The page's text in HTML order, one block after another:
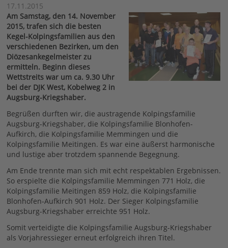
17.11.2015
Am Samstag, den 14. November
2015, trafen sich die besten
Kegel-Kolpingsfamilien aus den
verschiedenen Bezirken, um den
Diözesankegelmeister zu
ermitteln. Beginn dieses
Wettstreits war um ca. 9.30 Uhr
bei der DJK West, Kobelweg 2 in
Augsburg-Kriegshaber.
Begrüßen durften wir, die austragende Kolpingsfamilie
Augsburg-Kriegshaber, die Kolpingsfamilie Blonhofen-
Aufkirch, die Kolpingsfamilie Memmingen und die
Kolpingsfamilie Meitingen. Es war eine äußerst harmonische
und lustige aber trotzdem spannende Begegnung.
Am Ende trennte man sich mit echt respektablen Ergebnissen.
So erspielte die Kolpingsfamilie Memmingen 771 Holz, die
Kolpingsfamilie Meitingen 859 Holz, die Kolpingsfamilie
Blonhofen-Aufkirch 901 Holz. Der Sieger Kolpingsfamilie
Augsburg-Kriegshaber erreichte 951 Holz.
Somit verteidigte die Kolpingsfamilie Augsburg-Kriegshaber
als Vorjahressieger erneut erfolgreich ihren Titel.